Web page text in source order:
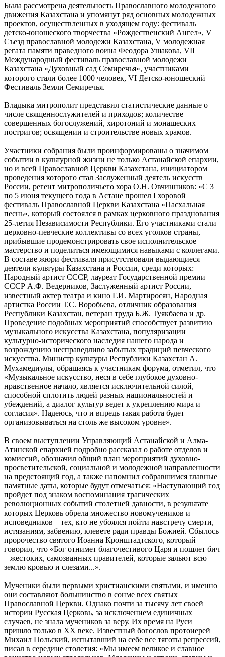
Была рассмотрена деятельность Православного молодежного
движения Казахстана и упомянут ряд основных молодежных
проектов, осуществленных в уходящем году: фестиваль
детско-юношеского творчества «Рождественский Ангел», V
Съезд православной молодежи Казахстана, V молодежная
регата памяти праведного воина Феодора Ушакова, VII
Международный фестиваль православной молодежи
Казахстана «Духовный сад Семиречья», участниками
которого стали более 1000 человек, VI Детско-юношеский
Фестиваль Земли Семиречья.
Владыка митрополит представил статистические данные о
числе священнослужителей и приходов; количестве
совершенных богослужений, хиротоний и монашеских
постригов; освящении и строительстве новых храмов.
Участники собрания были проинформированы о значимом
событии в культурной жизни не только Астанайской епархии,
но и всей Православной Церкви Казахстана, инициатором
проведения которого стал Заслуженный деятель искусств
России, регент митрополичьего хора О.Н. Овчинников: «С 3
по 5 июня текущего года в Астане прошел I хоровой
фестиваль Православной Церкви Казахстана «Пасхальная
песнь», который состоялся в рамках церковного празднования
25-летия Независимости Республики. Его участниками стали
церковно-певческие коллективы со всех уголков страны,
прибывшие продемонстрировать свое исполнительское
мастерство и поделиться имеющимися навыками с коллегами.
В составе жюри фестиваля присутствовали выдающиеся
деятели культуры Казахстана и России, среди которых:
Народный артист СССР, лауреат Государственной премии
СССР А.Ф. Ведерников, Заслуженный артист России,
известный актер театра и кино Г.И. Мартиросян, Народная
артистка России Т.С. Воробьева, отличник образования
Республики Казахстан, ветеран труда Б.Ж. Туякбаева и др.
Проведение подобных мероприятий способствует развитию
музыкального искусства Казахстана, популяризации
культурно-исторического наследия нашего народа и
возрождению несправедливо забытых традиций певческого
искусства. Министр культуры Республики Казахстан А.
Мухамедиулы, обращаясь к участникам форума, отметил, что
«Музыкальное искусство, неся в себе глубокое духовно-
нравственное начало, является исключительной силой,
способной сплотить людей разных национальностей и
убеждений, а диалог культур ведет к укреплению мира и
согласия». Надеюсь, что и впредь такая работа будет
организовываться на столь же высоком уровне».
В своем выступлении Управляющий Астанайской и Алма-
Атинской епархией подробно рассказал о работе отделов и
комиссий, обозначил общий план мероприятий духовно-
просветительской, социальной и молодежной направленности
на предстоящий год, а также напомнил собравшимся главные
памятные даты, которые будут отмечаться: «Наступающий год
пройдет под знаком воспоминания трагических
революционных событий столетней давности, в результате
которых Церковь обрела множество новомучеников и
исповедников – тех, кто не убоялся пойти навстречу смерти,
истязаниям, забвению, клевете ради правды Божией. Сбылось
пророчество святого Иоанна Кронштадтского, который
говорил, что «Бог отнимет благочестивого Царя и пошлет бич
– жестоких, самозванных правителей, которые зальют всю
землю кровью и слезами...».
Мученики были первыми христианскими святыми, и именно
они составляют большинство в сонме всех святых
Православной Церкви. Однако почти за тысячу лет своей
истории Русская Церковь, за исключением единичных
случаев, не знала мучеников за веру. Их время на Руси
пришло только в XX веке. Известный богослов протоиерей
Михаил Польский, испытавший на себе все тяготы репрессий,
писал в середине столетия: «Мы имеем великое и славное